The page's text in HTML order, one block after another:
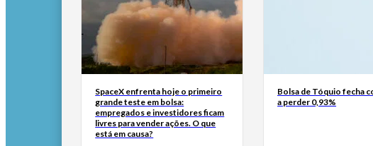
SpaceX enfrenta hoje o primeiro
grande teste em bolsa:
empregados e investidores ficam
livres para vender ações. O que
está em causa?
Bolsa de Tóquio fecha
a perder 0,93%